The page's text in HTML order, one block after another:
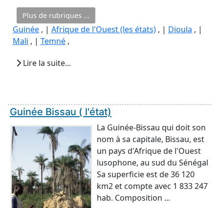
Plus de rubriques ...
Guinée , | Afrique de l'Ouest (les états) , | Dioula , |
Mali , | Temné ,
Lire la suite...
Guinée Bissau ( l'état)
La Guinée-Bissau qui doit son
nom à sa capitale, Bissau, est
un pays d'Afrique de l'Ouest
lusophone, au sud du Sénégal
Sa superficie est de 36 120
km2 et compte avec 1 833 247
hab. Composition ...